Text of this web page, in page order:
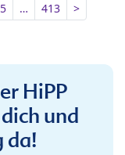
5 … 413 >
HiPP
und
da!